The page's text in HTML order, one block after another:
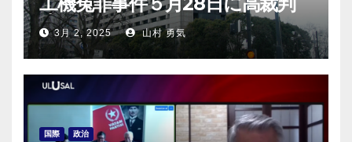
決！
3月 2, 2025 山村 勇気
国際 政治